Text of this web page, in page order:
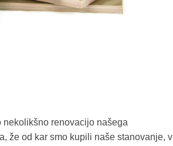
renovacijo našega
že od kar smo kupili naše stanovanje, v